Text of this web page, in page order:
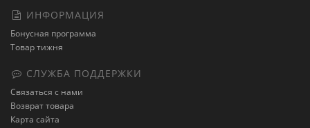
ИНФОРМАЦИЯ
Бонусная программа
Товар тижня
СЛУЖБА ПОДДЕРЖКИ
Связаться с нами
Возврат товара
Карта сайта